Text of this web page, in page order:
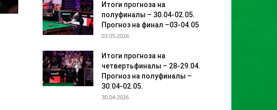
Итоги прогноза на
полуфиналы – 30.04-02.05.
Прогноз на финал –03-04.05
03.05.2026
Итоги прогноза на
четвертьфиналы – 28-29.04.
Прогноз на полуфиналы –
30.04-02.05.
30.04.2026